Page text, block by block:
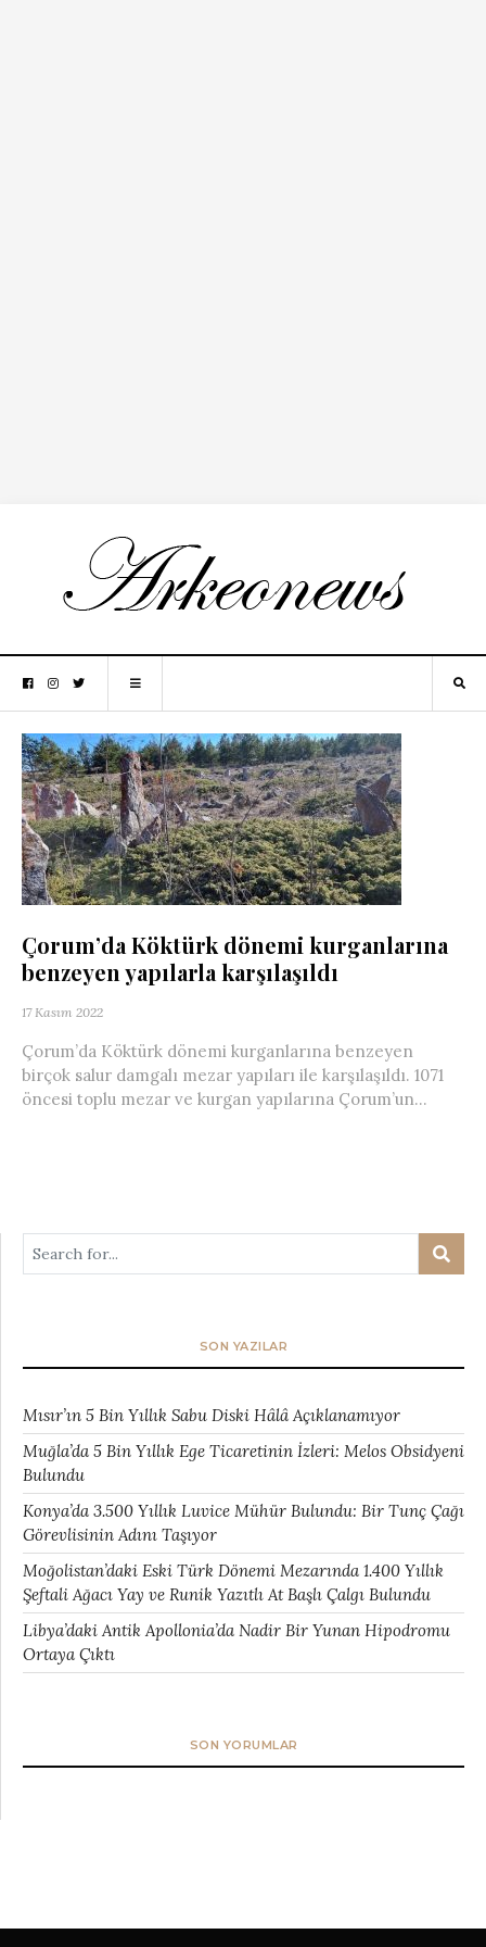
Çorum’da Köktürk dönemi kurganlarına
benzeyen yapılarla karşılaşıldı
17 Kasım 2022
Çorum’da Köktürk dönemi kurganlarına benzeyen
birçok salur damgalı mezar yapıları ile karşılaşıldı. 1071
öncesi toplu mezar ve kurgan yapılarına Çorum’un...
SON YAZILAR
Mısır’ın 5 Bin Yıllık Sabu Diski Hâlâ Açıklanamıyor
Muğla’da 5 Bin Yıllık Ege Ticaretinin İzleri: Melos Obsidyeni
Bulundu
Konya’da 3.500 Yıllık Luvice Mühür Bulundu: Bir Tunç Çağı
Görevlisinin Adını Taşıyor
Moğolistan’daki Eski Türk Dönemi Mezarında 1.400 Yıllık
Şeftali Ağacı Yay ve Runik Yazıtlı At Başlı Çalgı Bulundu
Libya’daki Antik Apollonia’da Nadir Bir Yunan Hipodromu
Ortaya Çıktı
SON YORUMLAR